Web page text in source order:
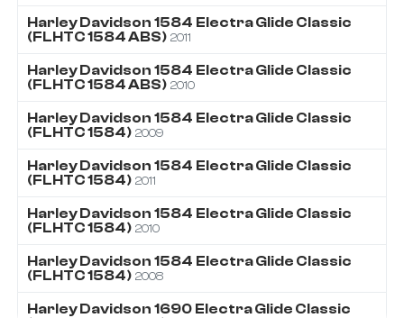
Harley Davidson 1584 Electra Glide Classic
(FLHTC 1584 ABS) 2011
Harley Davidson 1584 Electra Glide Classic
(FLHTC 1584 ABS) 2010
Harley Davidson 1584 Electra Glide Classic
(FLHTC 1584) 2009
Harley Davidson 1584 Electra Glide Classic
(FLHTC 1584) 2011
Harley Davidson 1584 Electra Glide Classic
(FLHTC 1584) 2010
Harley Davidson 1584 Electra Glide Classic
(FLHTC 1584) 2008
Harley Davidson 1690 Electra Glide Classic